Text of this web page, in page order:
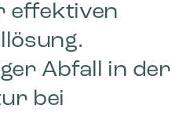
effektiven
Abfall in der
bei